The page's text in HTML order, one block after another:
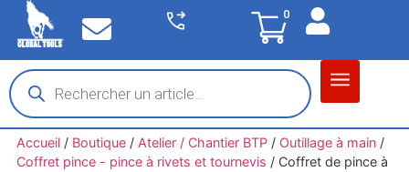
0
Accueil/ Boutique/ Atelier / Chantier BTP/ Outillage à main/
Coffret pince - pince à rivets et tournevis / Coffret de pince à